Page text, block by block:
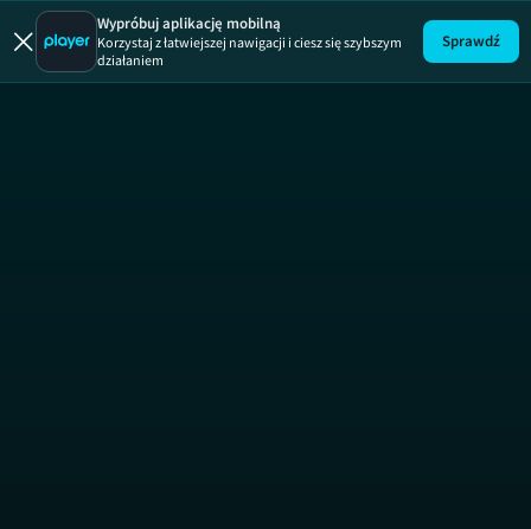
Wypróbuj aplikację mobilną
Korzystaj z łatwiejszej nawigacji i ciesz się szybszym
działaniem
Sprawdź